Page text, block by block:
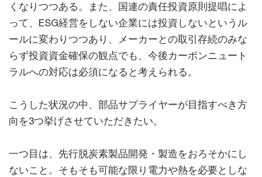
くなりつつある。また、国連の責任投資原則提唱によ
って、ESG経営をしない企業には投資しないというル
ールに変わりつつあり、メーカーとの取引存続のみな
らず投資資金確保の観点でも、今後カーボンニュート
ラルへの対応は必須になると考えられる。
こうした状況の中、部品サプライヤーが目指すべき方
向を3つ挙げさせていただきたい。
一つ目は、先行脱炭素製品開発・製造をおろそかにし
ないこと。そもそも可能な限り電力や熱を必要としな